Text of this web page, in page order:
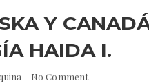
Y
HAIDA I.
No Comment